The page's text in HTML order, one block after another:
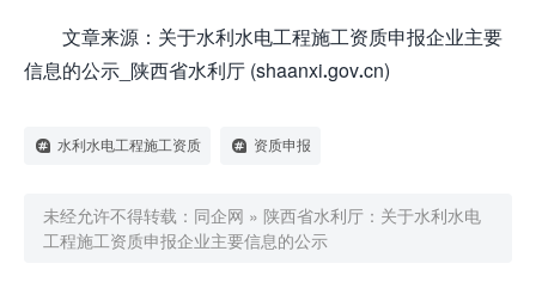
文章来源： 关于水利水电工程施工资质申报企业主要
信息的公示_陕西省水利厅 (shaanxi.gov.cn)
水利水电工程施工资质 资质申报
未经允许不得转载： 同企网 » 陕西省水利厅：关于水利水电
工程施工资质申报企业主要信息的公示